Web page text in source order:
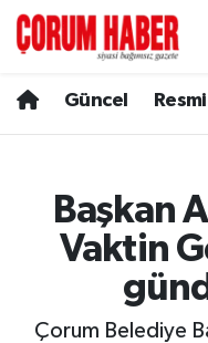
Güncel
Başkan
Vaktin
Çorum Belediye
Spor
Resmi İlanlar
Alaca
Hava Durumu
Çorum Namaz
Trafik Durumu
Süper Lig Puan